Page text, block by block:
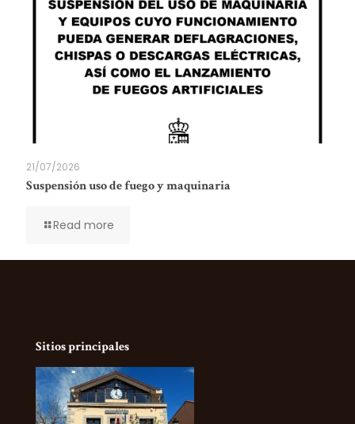
21/07/2026
Suspensión uso de fuego y maquinaria
Read more
Sitios principales